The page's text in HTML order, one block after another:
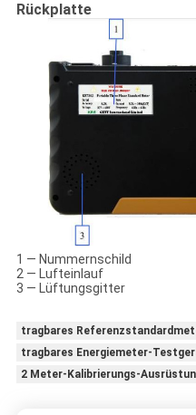
Rückplatte
1 — Nummernschild
2 — Lufteinlauf
3 — Lüftungsgitter
tragbares
tragbares Energiemeter-
2 Meter-Kalibrierungs-